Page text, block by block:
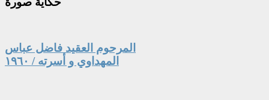
المرحوم العقيد فاضل عباس
المهداوي و أسرته / ١٩٦٠